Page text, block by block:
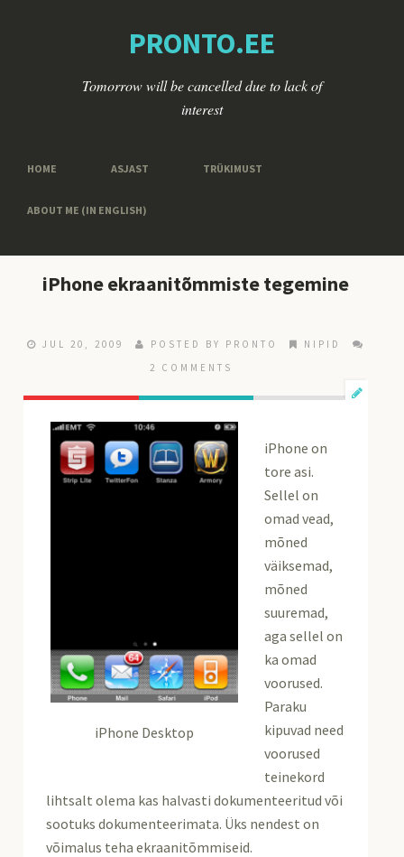
PRONTO.EE
Tomorrow will be cancelled due to lack of
interest
HOME ASJAST TRÜKIMUST
ABOUT ME (IN ENGLISH)
iPhone ekraanitõmmiste tegemine
JUL 20, 2009 POSTED BY PRONTO
NIPID
2 COMMENTS
iPhone Desktop
iPhone on
tore asi.
Sellel on
omad vead,
mõned
väiksemad,
mõned
suuremad,
aga sellel on
ka omad
voorused.
Paraku
kipuvad need
voorused
teinekord
lihtsalt olema kas halvasti dokumenteeritud või
sootuks dokumenteerimata. Üks nendest on
võimalus teha ekraanitõmmiseid.